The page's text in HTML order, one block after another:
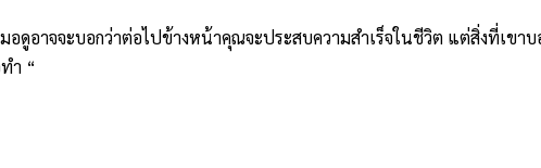
ดูอาจจะบอกว่าต่อไปข้างหน้าคุณจะประสบความสำเร็จในชีวิต แต่สิ่งที่เขา
ำ “